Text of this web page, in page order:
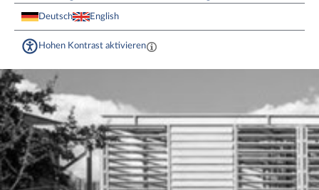
Deutsch English
Hohen Kontrast aktivieren